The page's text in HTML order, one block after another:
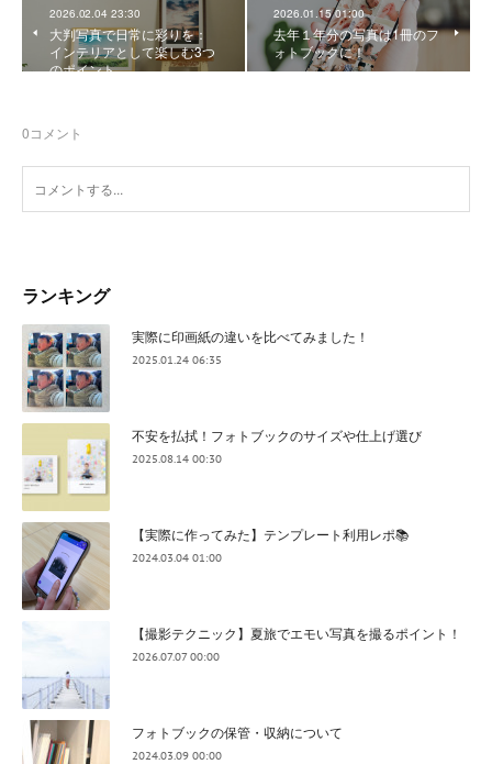
2026.02.04 23:30
大判写真で日常に彩りを：
インテリアとして楽しむ3つ
のポイント
2026.01.15 01:00
去年１年分の写真は1冊のフ
ォトブックに！
0コメント
ランキング
実際に印画紙の違いを比べてみました！
2025.01.24 06:35
不安を払拭！フォトブックのサイズや仕上げ選び
2025.08.14 00:30
【実際に作ってみた】テンプレート利用レポ📚
2024.03.04 01:00
【撮影テクニック】夏旅でエモい写真を撮るポイント！
2026.07.07 00:00
フォトブックの保管・収納について
2024.03.09 00:00